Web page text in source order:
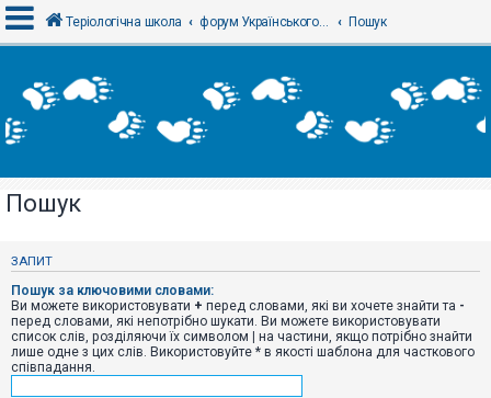
х
і
Р
с
р
а
ц
і
я
Теріологічна школа форум Українського теріологічного товариства Пошук
Пошук
ЗАПИТ
Пошук за ключовими словами:
Ви можете використовувати + перед словами, які ви хочете знайти та -
перед словами, які непотрібно шукати. Ви можете використовувати
список слів, розділяючи їх символом | на частини, якщо потрібно знайти
лише одне з цих слів. Використовуйте * в якості шаблона для часткового
співпадання.